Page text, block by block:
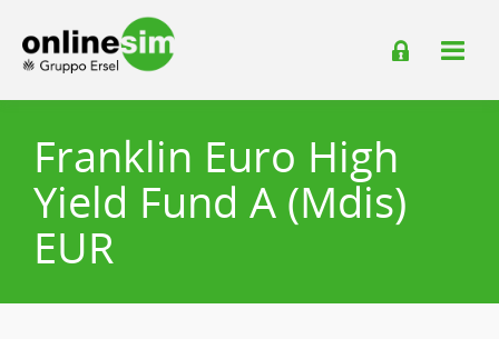
Franklin Euro High
Yield Fund A (Mdis)
EUR